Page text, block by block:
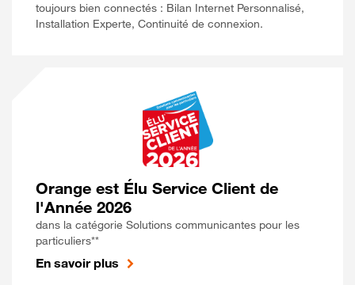
toujours bien connectés : Bilan Internet Personnalisé,
Installation Experte, Continuité de connexion.
Orange est Élu Service Client de
l'Année 2026
dans la catégorie Solutions communicantes pour les
particuliers**
En savoir plus